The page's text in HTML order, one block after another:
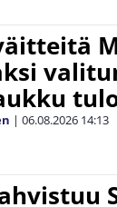
| 06.08.2026 14:13